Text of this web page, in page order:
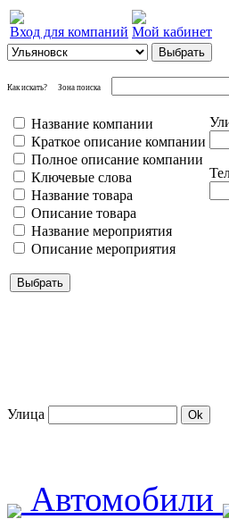
Вход для компаний Мой кабинет
Как искать? Зона поиска
Название компании
Краткое описание компании
Полное описание компании
Ключевые слова
Название товара
Описание товара
Название мероприятия
Описание мероприятия
Улица
Автомобили